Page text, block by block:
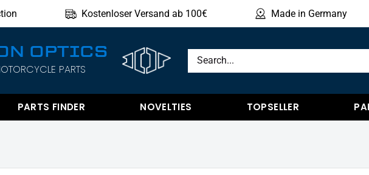
Kostenloser Versand ab 100€ Made in Germany
OPTICS
PARTS
PARTS FINDER NOVELTIES TOPSELLER